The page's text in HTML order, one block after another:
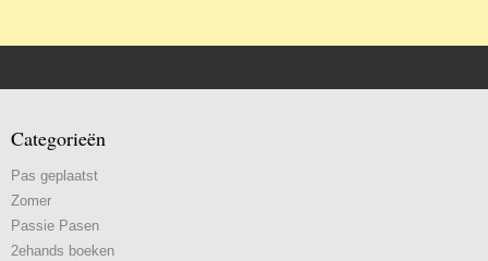
Categorieën
Pas geplaatst
Zomer
Passie Pasen
2ehands boeken